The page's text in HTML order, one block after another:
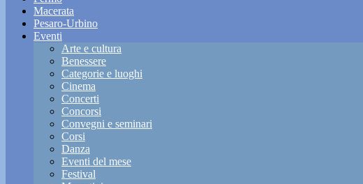
Macerata
Pesaro-Urbino
Eventi
Arte e cultura
Benessere
Categorie e luoghi
Cinema
Concerti
Concorsi
Convegni e seminari
Corsi
Danza
Eventi del mese
Festival